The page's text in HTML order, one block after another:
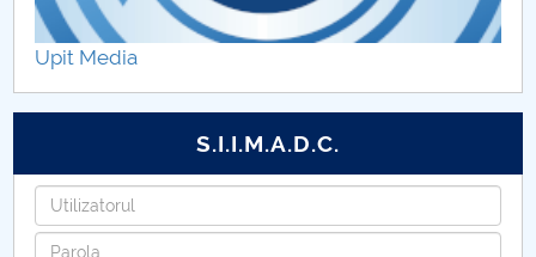
Documente înscriere
Admitere licență dosar
Admitere licență mixt
Upit Media
S.I.I.M.A.D.C.
Username
Password